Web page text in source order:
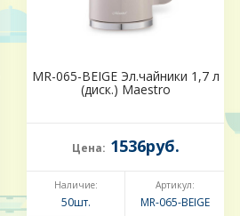
MR-065-BEIGE Эл.чайники 1,7 л
(диск.) Maestro
Цена: 1536руб.
Наличие:
50шт.
Артикул:
MR-065-BEIGE